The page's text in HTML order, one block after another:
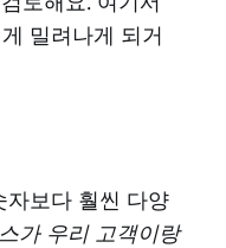
밀려나게 되거
자보다 훨씬 다양
가 우리 고객이랑